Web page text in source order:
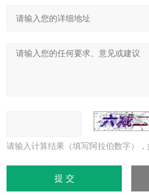
请输入计算结果（填写阿拉伯数字）